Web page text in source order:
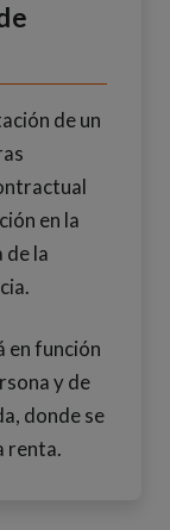
de un
en la
de la
en función
y de
donde se
renta.